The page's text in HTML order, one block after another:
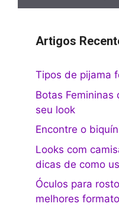
Artigos
Tipos de pijama
Botas Femininas
seu look
Encontre o
Looks com
dicas de como
Óculos para
melhores